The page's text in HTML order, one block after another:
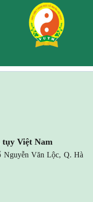
Việt Nam
Nguyễn Văn Lộc, Q. Hà